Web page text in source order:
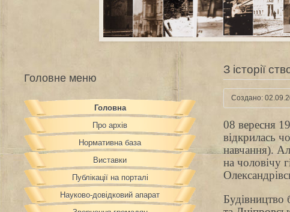
Головне меню
Головна
Про архів
Нормативна база
Виставки
Публікації на порталі
Науково-довідковий апарат
З історії
Создано:
08 вересня
відкрилась
навчання).
на чоловічу
Будівництво